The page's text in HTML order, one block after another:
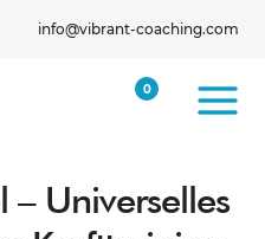
info@vibrant-coaching.com
0
– Universelles